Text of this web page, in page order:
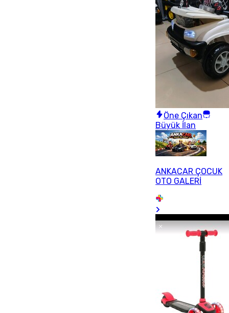
Öne Çıkan
Büyük İlan
ANKACAR ÇOCUK
OTO GALERİ